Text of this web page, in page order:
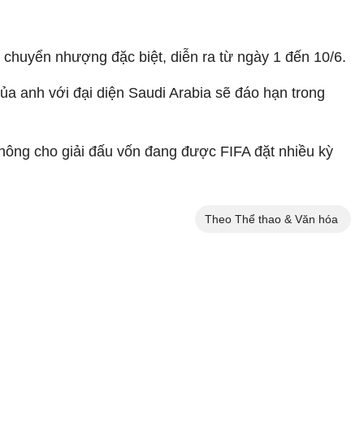
nhượng đặc biệt, diễn ra từ ngày 1 đến 10/6.
anh với đại diện Saudi Arabia sẽ đáo hạn trong
cho giải đấu vốn đang được FIFA đặt nhiều kỳ
Theo Thể thao & Văn hóa